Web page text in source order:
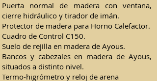
Puerta normal de madera con ventana,
cierre hidráulico y tirador de imán.
Protector de madera para Horno Calefactor.
Cuadro de Control C150.
Suelo de rejilla en madera de Ayous.
Bancos y cabezales en madera de Ayous,
situados a distinto nivel.
Termo-higrómetro y reloj de arena